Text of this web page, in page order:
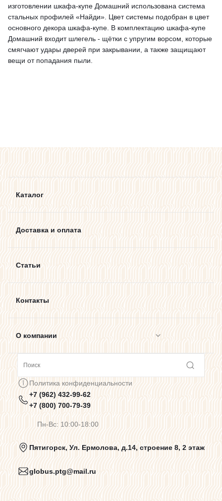
изготовлении шкафа-купе Домашний использована система
стальных профилей «Найди». Цвет системы подобран в цвет
основного декора шкафа-купе. В комплектацию шкафа-купе
Домашний входит шлегель - щётки с упругим ворсом, которые
смягчают удары дверей при закрывании, а также защищают
вещи от попадания пыли.
Каталог
Доставка и оплата
Статьи
Контакты
О компании
Предупреждения о цветопередаче
Политика конфиденциальности
Пользовательское соглашение
Политика конфиденциальности
+7 (962) 432-99-62
+7 (800) 700-79-39
Пн-Вс: 10:00-18:00
Пятигорск, Ул. Ермолова, д.14, строение 8, 2 этаж
globus.ptg@mail.ru